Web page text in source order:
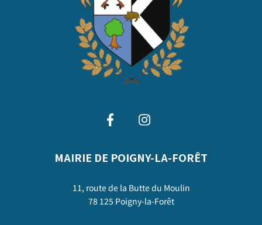
MAIRIE DE POIGNY-LA-FORÊT
11, route de la Butte du Moulin
78 125 Poigny-la-Forêt